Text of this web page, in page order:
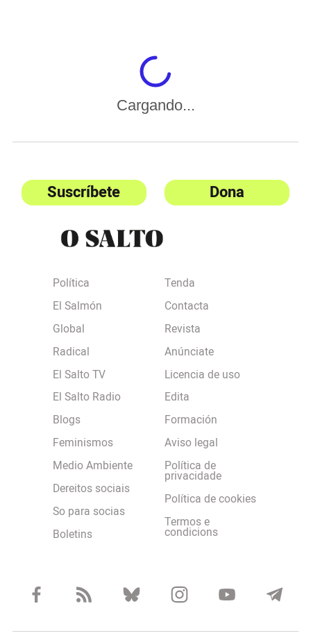
Cargando...
Suscríbete Dona
Política
El Salmón
Global
Radical
El Salto TV
El Salto Radio
Blogs
Feminismos
Medio Ambiente
Dereitos sociais
So para socias
Boletins
Tenda
Contacta
Revista
Anúnciate
Licencia de uso
Edita
Formación
Aviso legal
Política de
privacidade
Política de cookies
Termos e
condicions